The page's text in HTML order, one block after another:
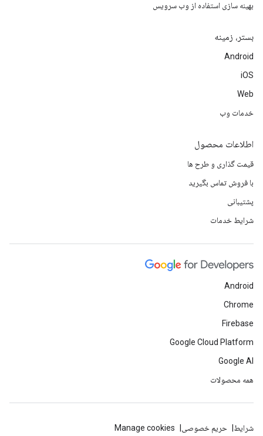
بهینه سازی استفاده از وب سرویس
بستر، زمینه
Android
iOS
Web
خدمات وب
اطلاعات محصول
قیمت گذاری و طرح ها
با فروش تماس بگیرید
پشتیبانی
شرایط خدمات
Android
Chrome
Firebase
Google Cloud Platform
Google AI
همه محصولات
شرایط حریم خصوصی Manage cookies